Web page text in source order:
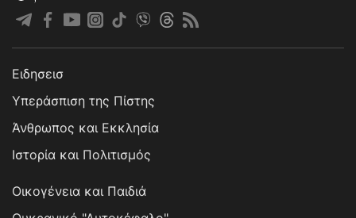
Ειδησεισ
Υπεράσπιση της Πίστης
Άνθρωπος και Εκκλησία
Ιστορία και Πολιτισμός
Οικογένεια και Παιδιά